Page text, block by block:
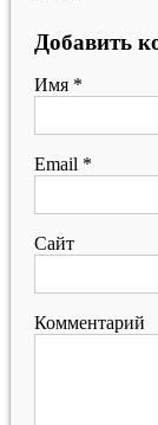
Добавить
Имя *
Email *
Сайт
Комментарий